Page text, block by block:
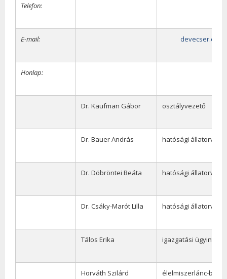
Telefon:
E-mail:
Honlap:
Dr. Kaufman Gábor osztályvezető
Dr. Bauer András hatósági állatorvos
Dr. Döbröntei Beáta hatósági állatorvos
Dr. Csáky-Marót Lilla hatósági állatorvos
Tálos Erika igazgatási ügyintéző
Horváth Szilárd
élelmiszerlánc-